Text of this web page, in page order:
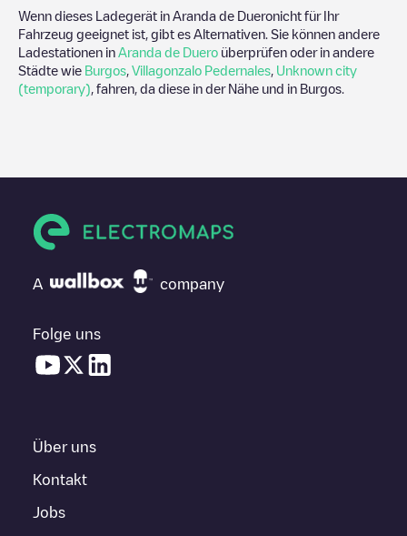
Wenn dieses Ladegerät in Aranda de Dueronicht für Ihr
Fahrzeug geeignet ist, gibt es Alternativen. Sie können andere
Ladestationen in Aranda de Duero überprüfen oder in andere
Städte wie Burgos Villagonzalo Pedernales Unknown city
(temporary) , fahren, da diese in der Nähe und in Burgos
A company
Folge uns
Über uns
Kontakt
Jobs